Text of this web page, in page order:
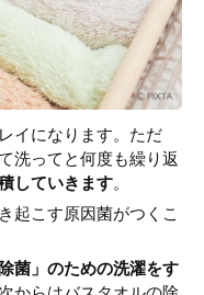
イになります。ただ
洗ってと何度も繰り返
していきます。
起こす原因菌がつくこ
菌」のための洗濯をす